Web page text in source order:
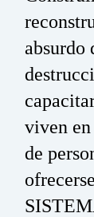
absurdo
viven
de